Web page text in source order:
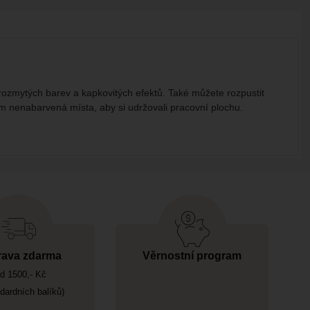
barev a kapkovitých efektů. Také můžete rozpustit
nenabarvená místa, aby si udržovali pracovní plochu.
zdarma
1500,- Kč
balíků)
Věrnostní program